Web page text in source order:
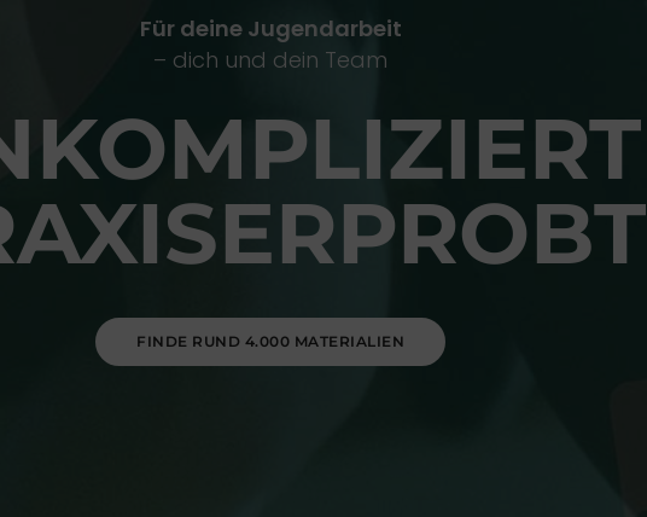
Für deine Jugendarbeit
– dich und dein Team
FINDE RUND 4.000 MATERIALIEN